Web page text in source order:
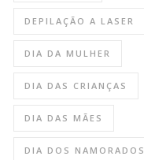
DEPILAÇÃO A LASER
DIA DA MULHER
DIA DAS CRIANÇAS
DIA DAS MÃES
DIA DOS NAMORADOS